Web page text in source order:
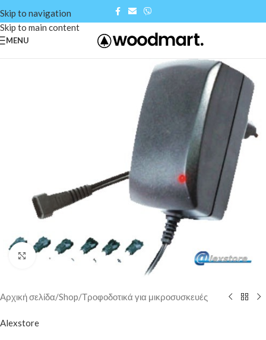
Skip to navigation
Skip to main content
MENU
Click to enlarge
Αρχική σελίδα/Shop/Τροφοδοτικά για μικροσυσκευές
Alexstore